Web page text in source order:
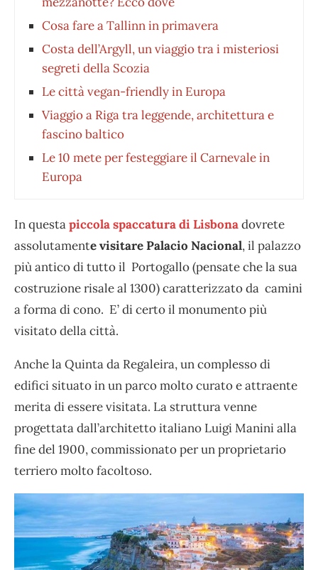
Cosa fare a Tallinn in primavera
Costa dell’Argyll, un viaggio tra i misteriosi
segreti della Scozia
Le città vegan-friendly in Europa
Viaggio a Riga tra leggende, architettura e
fascino baltico
Le 10 mete per festeggiare il Carnevale in
Europa
In questapiccola spaccatura di Lisbonadovrete
assolutamente visitare Palacio Nacional, il palazzo
più antico di tutto il Portogallo (pensate che la sua
costruzione risale al 1300) caratterizzato da camini
a forma di cono. E’ di certo il monumento più
visitato della città.
Anche la Quinta da Regaleira, un complesso di
edifici situato in un parco molto curato e attraente
merita di essere visitata. La struttura venne
progettata dall’architetto italiano Luigi Manini alla
fine del 1900, commissionato per un proprietario
terriero molto facoltoso.